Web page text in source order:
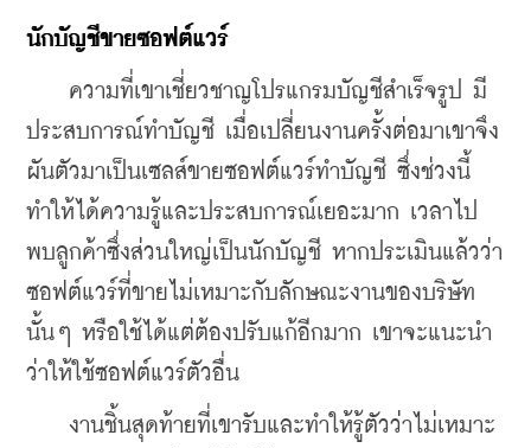
นักบัญชีขายซอฟต์แวร์
ความที่เขาเชี่ยวชาญโปรแกรมบัญชีสำเร็จรูป มี
ประสบการณ์ทำบัญชี เมื่อเปลี่ยนงานครั้งต่อมาเขาจึง
ผันตัวมาเป็นเซลส์ขายซอฟต์แวร์ทำบัญชี ซึ่งช่วงนี้
ทำให้ได้ความรู้และประสบการณ์เยอะมาก เวลาไป
พบลูกค้าซึ่งส่วนใหญ่เป็นนักบัญชี หากประเมินแล้วว่า
ซอฟต์แวร์ที่ขายไม่เหมาะกับลักษณะงานของบริษัท
นั้นๆ หรือใช้ได้แต่ต้องปรับแก้อีกมาก เขาจะแนะนำ
ว่าให้ใช้ซอฟต์แวร์ตัวอื่น
งานชิ้นสุดท้ายที่เขารับและทำให้รู้ตัวว่าไม่เหมาะ